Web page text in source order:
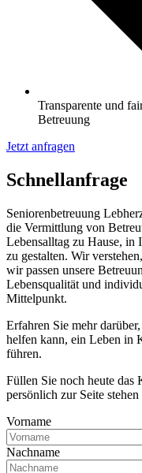
Transparente und
Betreuung
Jetzt anfragen
Schnell­anfrage
Seniorenbetreuung
die Vermittlung von
Lebensalltag zu Hause, in
zu gestalten. Wir
wir passen unsere
Lebensqualität und
Mittelpunkt.
Erfahren Sie mehr
helfen kann, ein Leben in
führen.
Füllen Sie noch heute
persönlich zur Seite
Vorname
Nachname